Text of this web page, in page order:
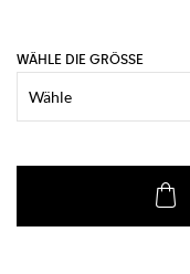
WÄHLE DIE GRÖSSE